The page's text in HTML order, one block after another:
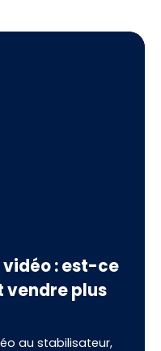
: est-ce
vendre plus
au stabilisateur,